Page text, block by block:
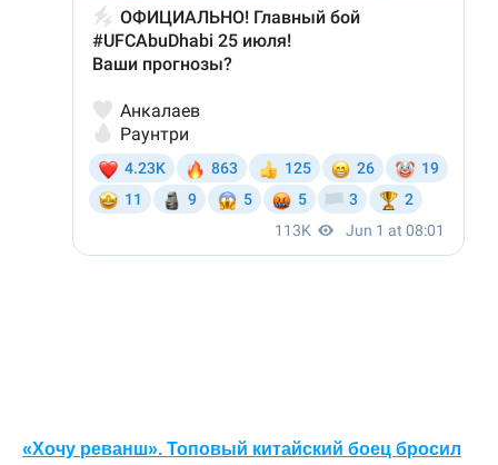
«Хочу реванш». Топовый китайский боец бросил